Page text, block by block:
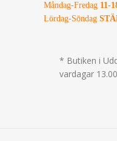
Måndag-Fredag 11-
Lördag-Söndag
* Butiken i
vardagar